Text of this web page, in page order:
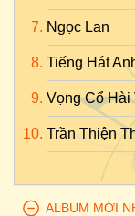
Ngọc Lan
Tiếng Hát
Vọng Cổ
Trần Thiện
ALBUM MỚI